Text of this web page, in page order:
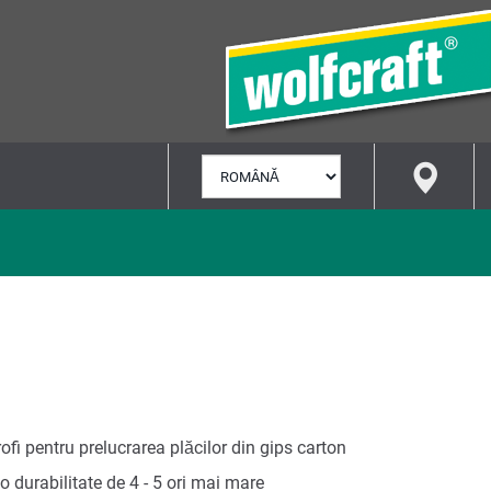
SELECTARE
LIMBĂ
pentru prelucrarea plăcilor din gips carton
durabilitate de 4 - 5 ori mai mare